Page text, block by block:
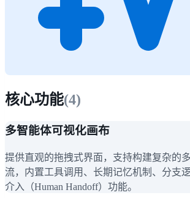
核心功能(4)
多智能体可视化画布
提供直观的拖拽式界面，支持构建复杂的
流，内置工具调用、长期记忆机制、分支
介入（Human Handoff）功能。